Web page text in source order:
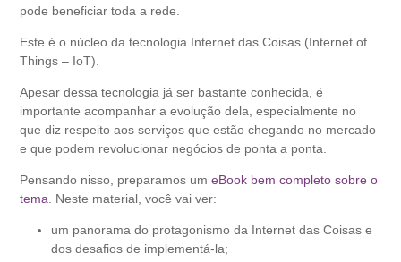
pode beneficiar toda a rede.
Este é o núcleo da tecnologia Internet das Coisas (Internet of
Things – IoT).
Apesar dessa tecnologia já ser bastante conhecida, é
importante acompanhar a evolução dela, especialmente no
que diz respeito aos serviços que estão chegando no mercado
e que podem revolucionar negócios de ponta a ponta.
Pensando nisso, preparamos umeBook bem completo sobre o
tema . Neste material, você vai ver:
um panorama do protagonismo da Internet das Coisas e
dos desafios de implementá-la;